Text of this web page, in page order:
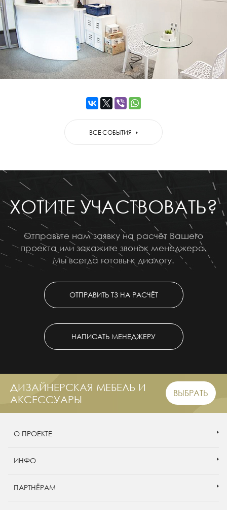
ВСЕ СОБЫТИЯ
ХОТИТЕ УЧАСТВОВАТЬ?
Отправьте нам заявку на расчёт Вашего
проекта или закажите звонок менеджера.
Мы всегда готовы к диалогу.
ОТПРАВИТЬ ТЗ НА РАСЧЁТ
НАПИСАТЬ МЕНЕДЖЕРУ
ДИЗАЙНЕРСКАЯ МЕБЕЛЬ И
АКСЕССУАРЫ
ВЫБРАТЬ
О ПРОЕКТЕ
ИНФО
ПАРТНЁРАМ